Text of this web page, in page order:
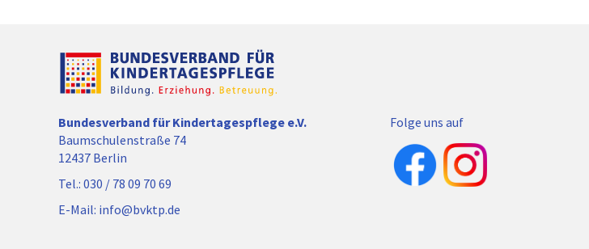
Bundesverband für Kindertagespflege e.V.
Baumschulenstraße 74
12437 Berlin
Tel.: 030 / 78 09 70 69
E-Mail: info@bvktp.de
Folge uns auf